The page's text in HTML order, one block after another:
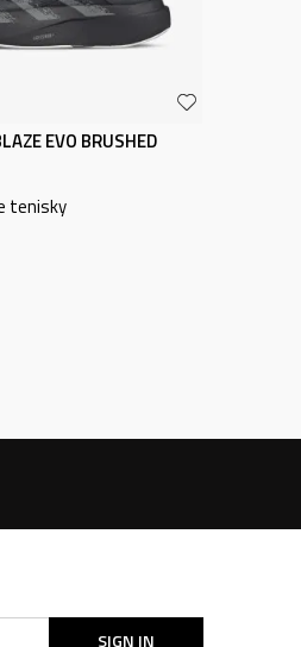
EVO BRUSHED
tenisky
SIGN IN